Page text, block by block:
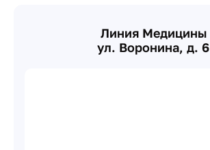
Линия Медицины
ул. Воронина, д. 6